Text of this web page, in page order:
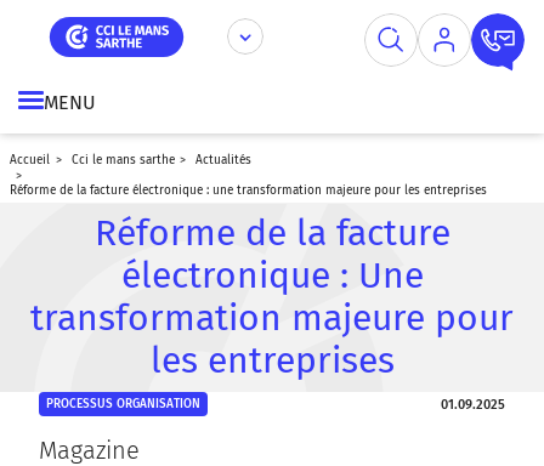
contenu
MENU
accueil cci le mans sarthe actualités
réforme de la facture électronique : une transformation majeure pour les entreprises
Réforme de la facture
électronique : Une
transformation majeure pour
les entreprises
PROCESSUS ORGANISATION 01.09.2025
Magazine
Panneau de gestion des cookies